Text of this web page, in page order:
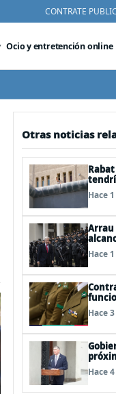
CONTRATE
Ocio y entretención online
Otras noticias
Hace
Arrau
Hace
dos
Hace
Hace